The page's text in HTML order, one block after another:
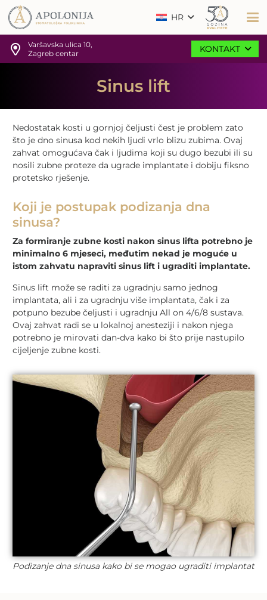
HR
Varšavska ulica 10,
Zagreb centar
KONTAKT
Sinus lift
Nedostatak kosti u gornjoj čeljusti čest je problem zato
što je dno sinusa kod nekih ljudi vrlo blizu zubima. Ovaj
zahvat omogućava čak i ljudima koji su dugo bezubi ili su
nosili zubne proteze da ugrade implantate i dobiju fiksno
protetsko rješenje.
Koji je postupak podizanja dna
sinusa?
Za formiranje zubne kosti nakon sinus lifta potrebno je
minimalno 6 mjeseci, međutim nekad je moguće u
istom zahvatu napraviti sinus lift i ugraditi implantate.
Sinus lift može se raditi za ugradnju samo jednog
implantata, ali i za ugradnju više implantata, čak i za
potpuno bezube čeljusti i ugradnju All on 4/6/8 sustava.
Ovaj zahvat radi se u lokalnoj anesteziji i nakon njega
potrebno je mirovati dan-dva kako bi što prije nastupilo
cijeljenje zubne kosti.
Podizanje dna sinusa kako bi se mogao ugraditi implantat